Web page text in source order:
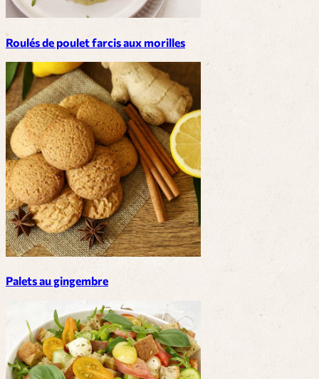
Roulés de poulet farcis aux morilles
Palets au gingembre